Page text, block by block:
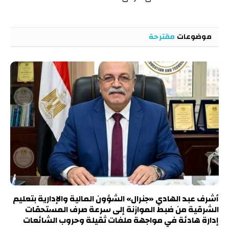
موضوعات مقترحة
أشرف عبد الهادي «جنرال» الشؤون المالية والإدارية بتعليم
الشرقية من ضبط الموازنة إلى سرعة صرف المستحقات
إدارة هادئة في مواجهة ملفات ثقيلة وحروب الشائعات